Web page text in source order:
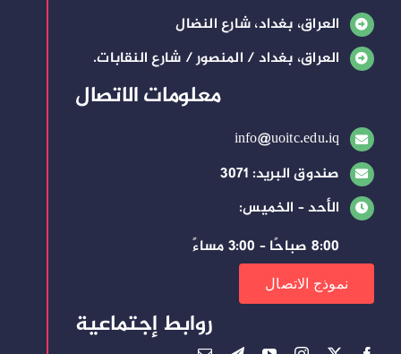
العراق، بغداد، شارع النضال
العراق، بغداد / المنصور / شارع النقابات.
معلومات الاتصال
info@uoitc.edu.iq
صندوق البريد: 3071
الأحد – الخميس:
8:00 صباحًا – 3:00 مساءً
نموذج الاتصال
روابط إجتماعية